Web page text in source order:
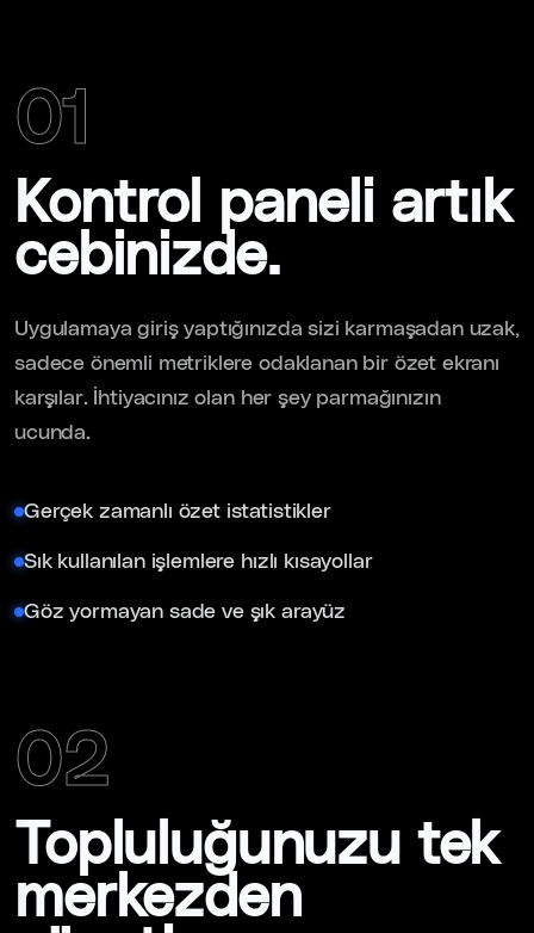
01
Kontrol paneli artık
cebinizde.
Uygulamaya giriş yaptığınızda sizi karmaşadan uzak,
sadece önemli metriklere odaklanan bir özet ekranı
karşılar. İhtiyacınız olan her şey parmağınızın
ucunda.
Gerçek zamanlı özet istatistikler
Sık kullanılan işlemlere hızlı kısayollar
Göz yormayan sade ve şık arayüz
02
Topluluğunuzu tek
merkezden